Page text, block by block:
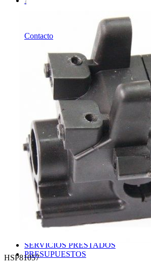
Contacto
TIENDA DJI
OUTLET LIQUIDACION
DRONES Y FPV
AVIONES RC
COCHES RC
BARCOS RC
HELICOPTEROS RC
EQUIPOS RC
BATERIAS Y CARGADORES
JUEGOS MESA,
FILAMENTO IMPRESORA 3D
MOTORES Y ACCESORIOS
CURSOS Y TALLERES
ACCESORIOS, HERRAMIENTAS,
MATERIALES
MAQUETAS ESTÁTICAS Y
ROBOTICA Y GADGETS
SLOT Y SCALEXTRIC
TRENES
PATINES
SERVICIOS PRESTADOS
PRESUPUESTOS
HSP81057